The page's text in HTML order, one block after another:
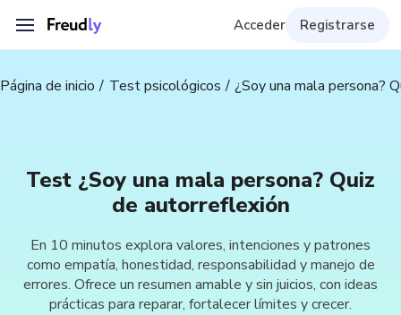
Acceder Registrarse
Página de inicio Test psicológicos ¿Soy una mala persona?
Test ¿Soy una mala persona? Quiz
de autorreflexión
En 10 minutos explora valores, intenciones y patrones
como empatía, honestidad, responsabilidad y manejo de
errores. Ofrece un resumen amable y sin juicios, con ideas
prácticas para reparar, fortalecer límites y crecer.